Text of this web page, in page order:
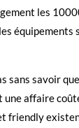
les
équipements
sans savoir
une affaire
friendly